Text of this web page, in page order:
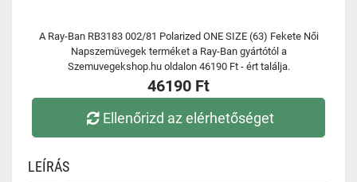
A Ray-Ban RB3183 002/81 Polarized ONE SIZE (63) Fekete Női
Napszemüvegek terméket a Ray-Ban gyártótól a
Szemuvegekshop.hu oldalon 46190 Ft - ért találja.
46190 Ft
Ellenőrizd az elérhetőséget
LEÍRÁS